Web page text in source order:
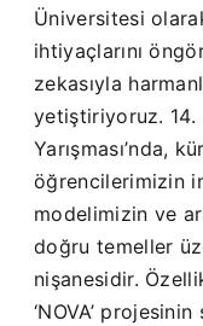
Üniversitesi
ihtiyaçlarını
zekasıyla
yetiştiriyoruz. 14.
Yarışması’nda,
öğrencilerimizin
modelimizin ve
doğru temeller
nişanesidir.
‘NOVA’